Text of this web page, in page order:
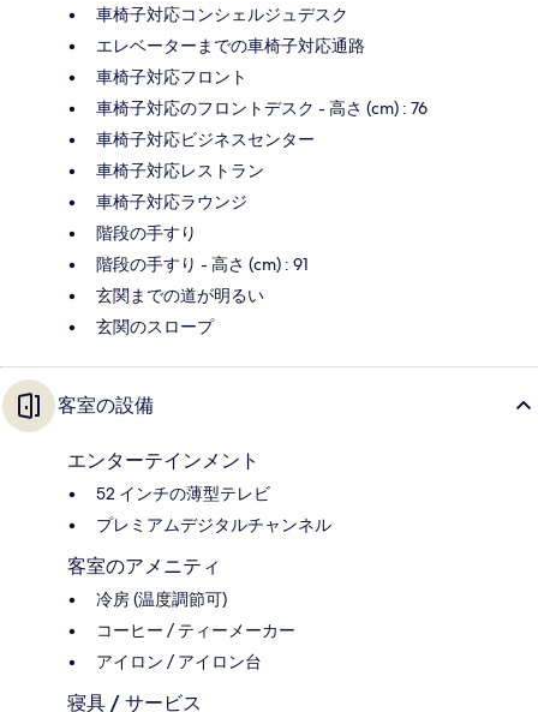
車椅子対応コンシェルジュデスク
エレベーターまでの車椅子対応通路
車椅子対応フロント
車椅子対応のフロントデスク - 高さ (cm) : 76
車椅子対応ビジネスセンター
車椅子対応レストラン
車椅子対応ラウンジ
階段の手すり
階段の手すり - 高さ (cm) : 91
玄関までの道が明るい
玄関のスロープ
客室の設備
エンターテインメント
52 インチの薄型テレビ
プレミアムデジタルチャンネル
客室のアメニティ
冷房 (温度調節可)
コーヒー / ティーメーカー
アイロン / アイロン台
寝具 / サービス